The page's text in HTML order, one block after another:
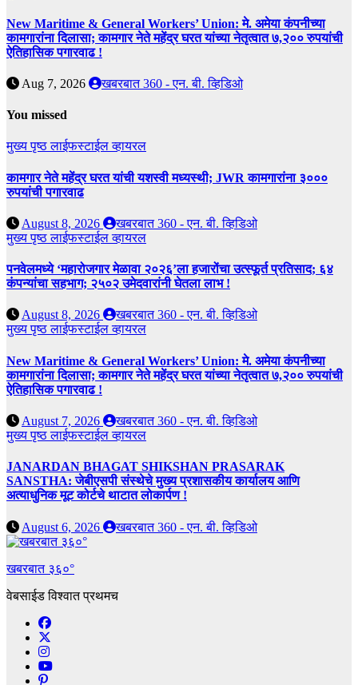
New Maritime & General Workers’ Union: मे. अमेया कंपनीच्या
कामगारांना दिलासा; कामगार नेते महेंद्र घरत यांच्या नेतृत्वात ७,२०० रुपयांची
ऐतिहासिक पगारवाढ !
Aug 7, 2026 खबरबात 360 - एन. बी. व्हिडिओ
You missed
मुख्य पृष्ठलाईफस्टाईलव्हायरल
कामगार नेते महेंद्र घरत यांची यशस्वी मध्यस्थी; JWR कामगारांना ३०००
रुपयांची पगारवाढ
August 8, 2026
खबरबात 360 - एन. बी. व्हिडिओ
मुख्य पृष्ठलाईफस्टाईलव्हायरल
पनवेलमध्ये ‘महारोजगार मेळावा २०२६’ला हजारोंचा उत्स्फूर्त प्रतिसाद; ६४
कंपन्यांचा सहभाग; २५०२ उमेदवारांनी घेतला लाभ !
August 8, 2026
खबरबात 360 - एन. बी. व्हिडिओ
मुख्य पृष्ठलाईफस्टाईलव्हायरल
New Maritime & General Workers’ Union: मे. अमेया कंपनीच्या
कामगारांना दिलासा; कामगार नेते महेंद्र घरत यांच्या नेतृत्वात ७,२०० रुपयांची
ऐतिहासिक पगारवाढ !
August 7, 2026
खबरबात 360 - एन. बी. व्हिडिओ
मुख्य पृष्ठलाईफस्टाईलव्हायरल
JANARDAN BHAGAT SHIKSHAN PRASARAK
SANSTHA: जेबीएसपी संस्थेचे मुख्य प्रशासकीय कार्यालय आणि
अत्याधुनिक मूट कोर्टचे थाटात लोकार्पण !
August 6, 2026 खबरबात 360 - एन. बी. व्हिडिओ
खबरबात ३६०°
वेबसाईड विश्वात प्रथमच